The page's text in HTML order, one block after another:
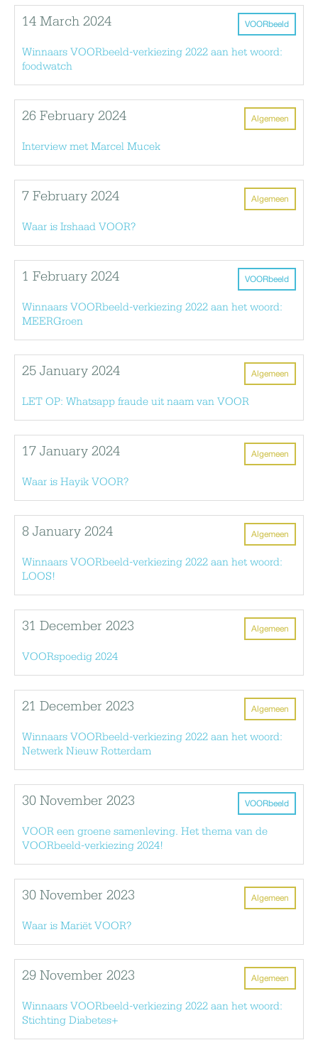
VOORbeeld
14 March 2024
Winnaars VOORbeeld-verkiezing 2022 aan het woord:
foodwatch
Algemeen
26 February 2024
Interview met Marcel Mucek
Algemeen
7 February 2024
Waar is Irshaad VOOR?
VOORbeeld
1 February 2024
Winnaars VOORbeeld-verkiezing 2022 aan het woord:
MEERGroen
Algemeen
25 January 2024
LET OP: Whatsapp fraude uit naam van VOOR
Algemeen
17 January 2024
Waar is Hayik VOOR?
Algemeen
8 January 2024
Winnaars VOORbeeld-verkiezing 2022 aan het woord:
LOOS!
Algemeen
31 December 2023
VOORspoedig 2024
Algemeen
21 December 2023
Winnaars VOORbeeld-verkiezing 2022 aan het woord:
Netwerk Nieuw Rotterdam
VOORbeeld
30 November 2023
VOOR een groene samenleving. Het thema van de
VOORbeeld-verkiezing 2024!
Algemeen
30 November 2023
Waar is Mariët VOOR?
Algemeen
29 November 2023
Winnaars VOORbeeld-verkiezing 2022 aan het woord:
Stichting Diabetes+